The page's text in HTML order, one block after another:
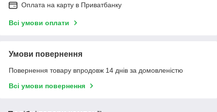
Оплата на карту в Приватбанку
Всі умови оплати
Умови повернення
Повернення товару впродовж 14 днів за домовленістю
Всі умови повернення